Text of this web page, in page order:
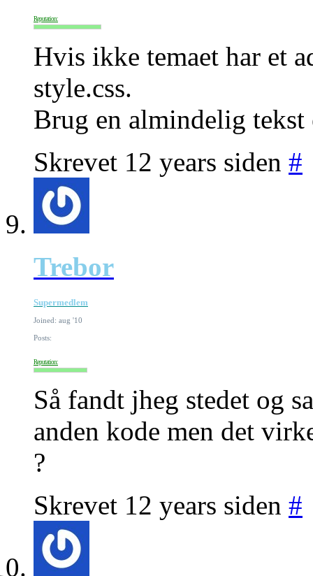
Reputation:
Hvis ikke temaet har et
style.css.
Brug en almindelig
Skrevet 12 years siden #
Trebor
Supermedlem
Joined: aug '10
Posts:
Reputation:
Så fandt jheg stedet og
anden kode men det
?
Skrevet 12 years siden #